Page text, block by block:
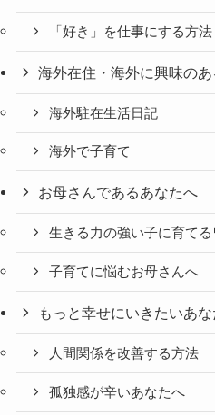
「好き」を仕事にする方法
海外在住・海外に興味の
海外駐在生活日記
海外で子育て
お母さんであるあなたへ
生きる力の強い子に育てる
子育てに悩むお母さんへ
もっと幸せにいきたいあ
人間関係を改善する方法
孤独感が辛いあなたへ